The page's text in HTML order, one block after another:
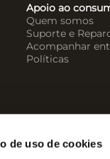
de uso de cookies
Apoio ao
Quem somos
Suporte e
Acompanhar
Políticas